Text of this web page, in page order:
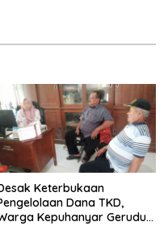
Keterbukaan
Dana TKD,
Kepuhanyar Geruduk